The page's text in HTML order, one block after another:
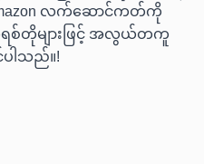
လက်ဆောင်ကတ်ကို
စ်တိုများဖြင့် အလွယ်တကူ
ါသည်။!